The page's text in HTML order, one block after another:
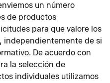
un número
de productos
para que valore los
independientemente de si
De acuerdo con
la selección de
individuales utilizamos